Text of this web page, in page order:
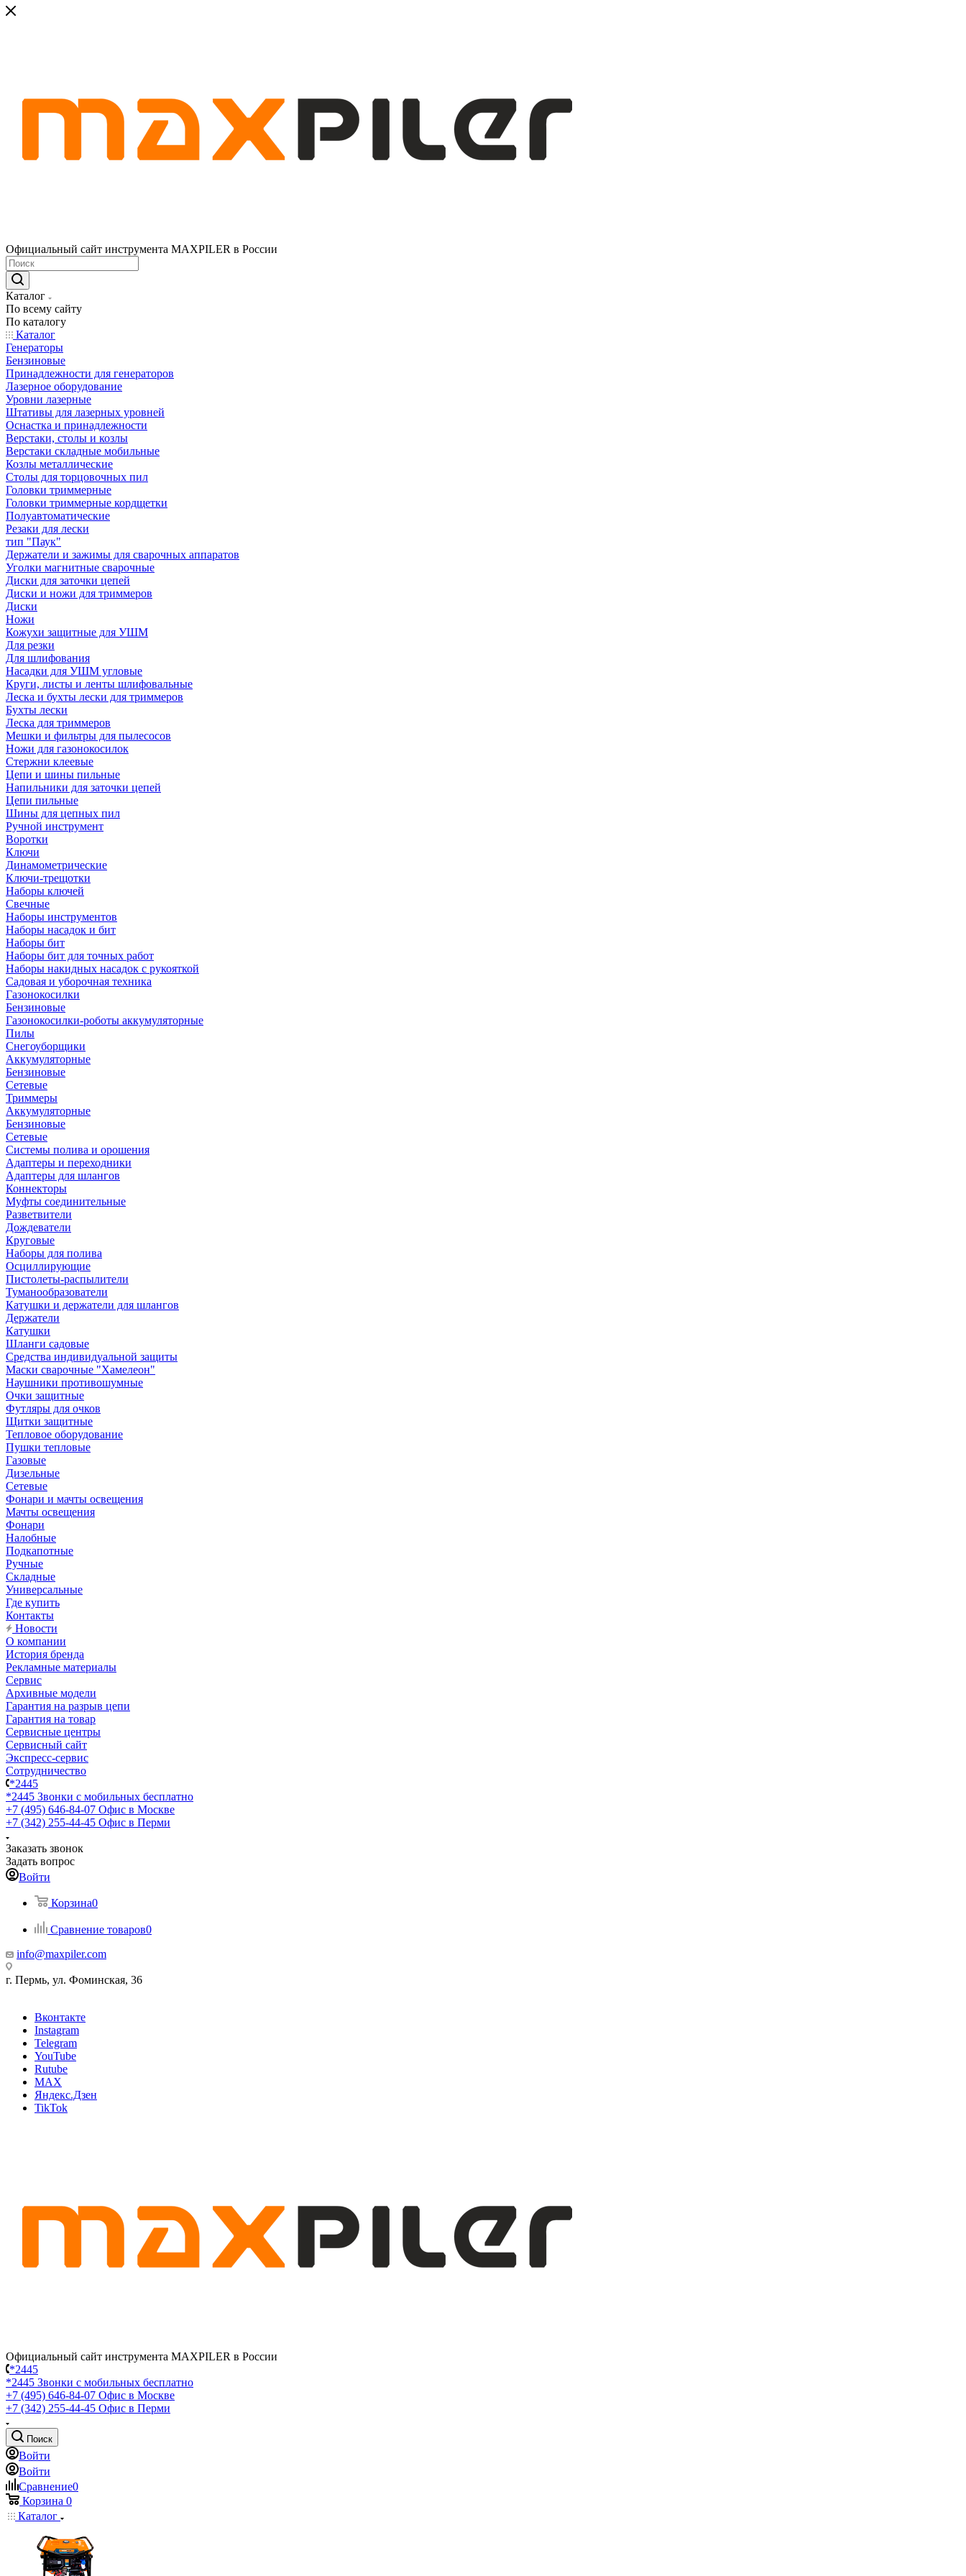
Официальный сайт инструмента MAXPILER в России
Каталог
По всему сайту
По каталогу
Каталог
Генераторы
Бензиновые
Принадлежности для генераторов
Лазерное оборудование
Уровни лазерные
Штативы для лазерных уровней
Оснастка и принадлежности
Верстаки, столы и козлы
Верстаки складные мобильные
Козлы металлические
Столы для торцовочных пил
Головки триммерные
Головки триммерные кордщетки
Полуавтоматические
Резаки для лески
тип "Паук"
Держатели и зажимы для сварочных аппаратов
Уголки магнитные сварочные
Диски для заточки цепей
Диски и ножи для триммеров
Диски
Ножи
Кожухи защитные для УШМ
Для резки
Для шлифования
Насадки для УШМ угловые
Круги, листы и ленты шлифовальные
Леска и бухты лески для триммеров
Бухты лески
Леска для триммеров
Мешки и фильтры для пылесосов
Ножи для газонокосилок
Стержни клеевые
Цепи и шины пильные
Напильники для заточки цепей
Цепи пильные
Шины для цепных пил
Ручной инструмент
Воротки
Ключи
Динамометрические
Ключи-трещотки
Наборы ключей
Свечные
Наборы инструментов
Наборы насадок и бит
Наборы бит
Наборы бит для точных работ
Наборы накидных насадок с рукояткой
Садовая и уборочная техника
Газонокосилки
Бензиновые
Газонокосилки-роботы аккумуляторные
Пилы
Снегоуборщики
Аккумуляторные
Бензиновые
Сетевые
Триммеры
Аккумуляторные
Бензиновые
Сетевые
Системы полива и орошения
Адаптеры и переходники
Адаптеры для шлангов
Коннекторы
Муфты соединительные
Разветвители
Дождеватели
Круговые
Наборы для полива
Осциллирующие
Пистолеты-распылители
Туманообразователи
Катушки и держатели для шлангов
Держатели
Катушки
Шланги садовые
Средства индивидуальной защиты
Маски сварочные "Хамелеон"
Наушники противошумные
Очки защитные
Футляры для очков
Щитки защитные
Тепловое оборудование
Пушки тепловые
Газовые
Дизельные
Сетевые
Фонари и мачты освещения
Мачты освещения
Фонари
Налобные
Подкапотные
Ручные
Складные
Универсальные
Где купить
Контакты
Новости
О компании
История бренда
Рекламные материалы
Сервис
Архивные модели
Гарантия на разрыв цепи
Гарантия на товар
Сервисные центры
Сервисный сайт
Экспресс-сервис
Сотрудничество
*2445
*2445 Звонки с мобильных бесплатно
+7 (495) 646-84-07 Офис в Москве
+7 (342) 255-44-45 Офис в Перми
Заказать звонок
Задать вопрос
Войти
Корзина0
Сравнение товаров0
info@maxpiler.com
г. Пермь, ул. Фоминская, 36
Вконтакте
Instagram
Telegram
YouTube
Rutube
MAX
Яндекс.Дзен
TikTok
Официальный сайт инструмента MAXPILER в России
*2445
*2445 Звонки с мобильных бесплатно
+7 (495) 646-84-07 Офис в Москве
+7 (342) 255-44-45 Офис в Перми
Поиск
Войти
Войти
Сравнение0
Корзина 0
Каталог